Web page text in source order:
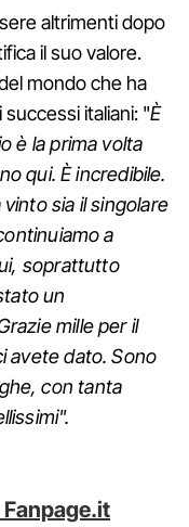
altrimenti dopo
il suo valore.
mondo che ha
italiani: "È
è la prima volta
qui. È incredibile.
vinto sia il singolare
a
soprattutto
un
mille per il
avete dato. Sono
con tanta